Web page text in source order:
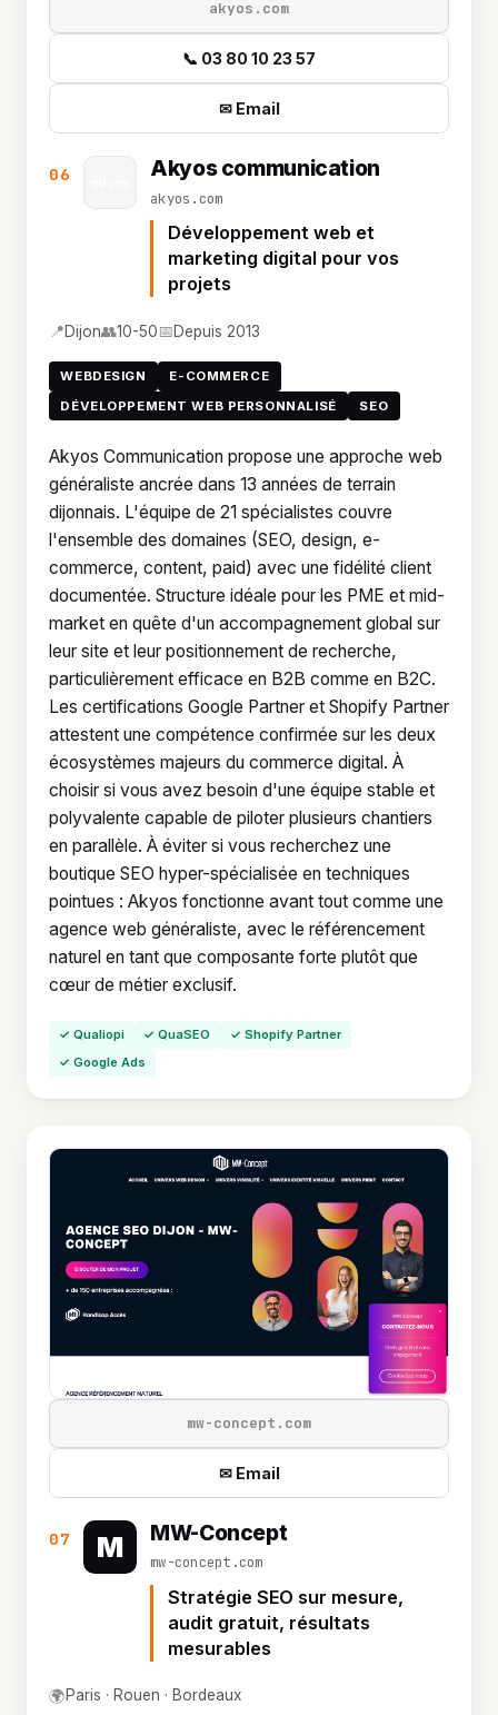
06 Akyos communication
akyos.com
Développement web et
marketing digital pour vos
projets
📍Dijon👥10-50📅Depuis 2013
WEBDESIGN
E-COMMERCE
DÉVELOPPEMENT WEB PERSONNALISÉ
SEO
Akyos Communication propose une approche web
généraliste ancrée dans 13 années de terrain
dijonnais. L'équipe de 21 spécialistes couvre
l'ensemble des domaines (SEO, design, e-
commerce, content, paid) avec une fidélité client
documentée. Structure idéale pour les PME et mid-
market en quête d'un accompagnement global sur
leur site et leur positionnement de recherche,
particulièrement efficace en B2B comme en B2C.
Les certifications Google Partner et Shopify Partner
attestent une compétence confirmée sur les deux
écosystèmes majeurs du commerce digital. À
choisir si vous avez besoin d'une équipe stable et
polyvalente capable de piloter plusieurs chantiers
en parallèle. À éviter si vous recherchez une
boutique SEO hyper-spécialisée en techniques
pointues : Akyos fonctionne avant tout comme une
agence web généraliste, avec le référencement
naturel en tant que composante forte plutôt que
cœur de métier exclusif.
✓ Qualiopi ✓ QuaSEO
✓ Shopify Partner
✓ Google Ads
akyos.com
📞 03 80 10 23 57
✉ Email
07 M MW-Concept
mw-concept.com
Stratégie SEO sur mesure,
audit gratuit, résultats
mesurables
🌍Paris · Rouen · Bordeaux
mw-concept.com
✉ Email